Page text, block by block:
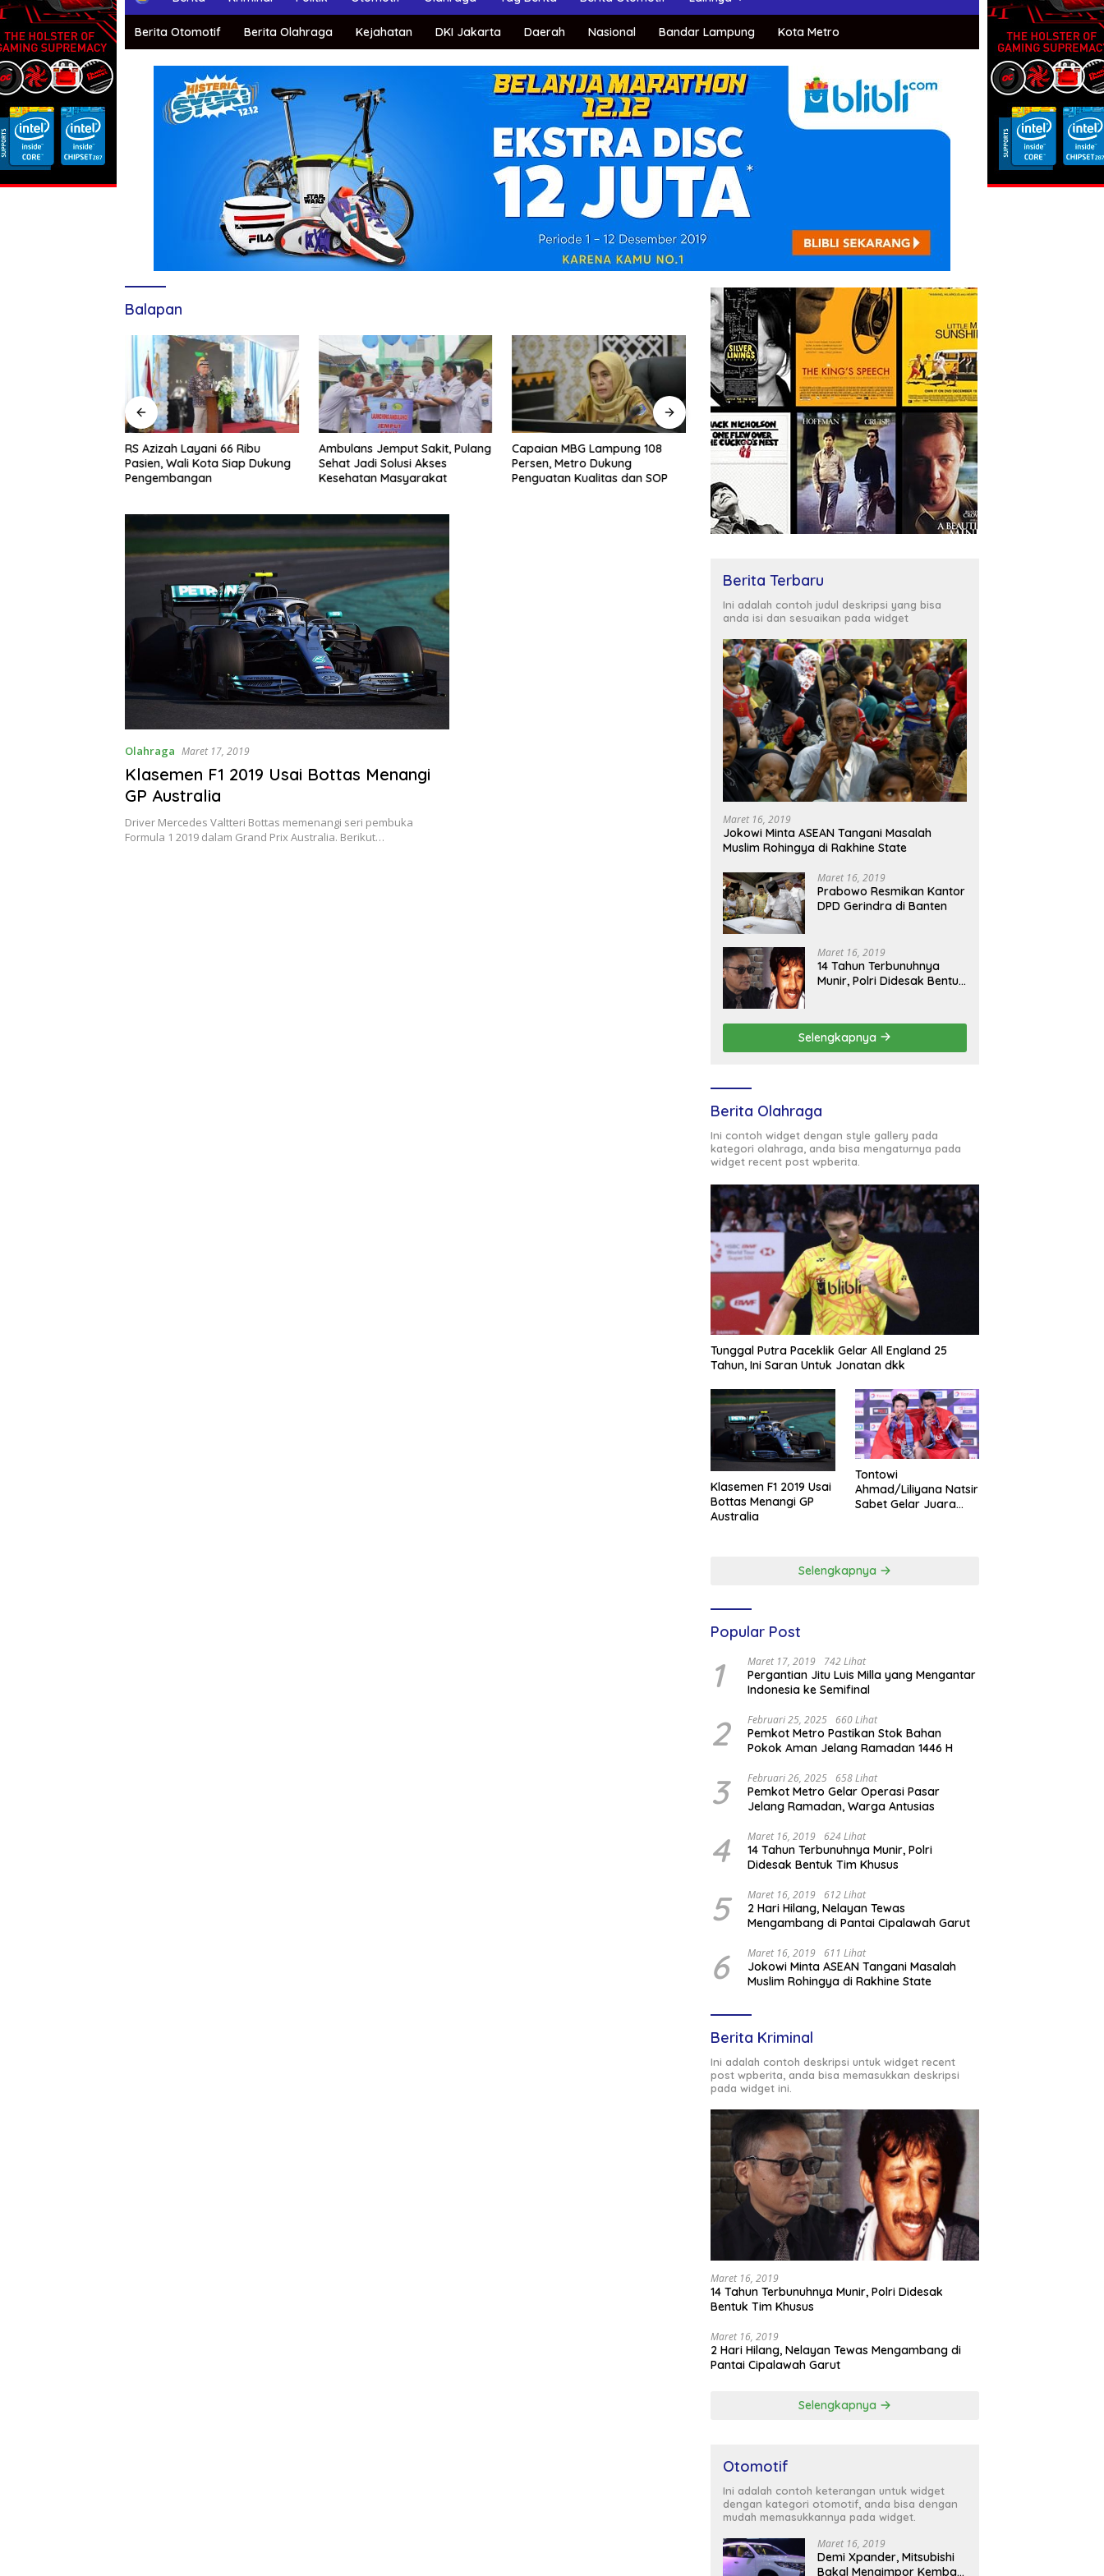
m
e
Berita Otomotif Berita Olahraga Kejahatan DKI Jakarta Daerah Nasional Bandar Lampung Kota Metro
Balapan
RS Azizah Layani 66 Ribu
Pasien, Wali Kota Siap Dukung
Pengembangan
Ambulans Jemput Sakit, Pulang
Sehat Jadi Solusi Akses
Kesehatan Masyarakat
Capaian MBG Lampung 108
Persen, Metro Dukung
Penguatan Kualitas dan SOP
Wakil Wali Kota Tekankan
Akses Pendidikan dan
Kesehatan di Karangrejo
Purwosari Usulkan Talud dan
Perbaikan Jalan Jadi Prioritas
Olahraga Maret 17, 2019
Klasemen F1 2019 Usai Bottas Menangi
GP Australia
Driver Mercedes Valtteri Bottas memenangi seri pembuka
Formula 1 2019 dalam Grand Prix Australia. Berikut…
Berita Terbaru
Ini adalah contoh judul deskripsi yang bisa
anda isi dan sesuaikan pada widget
Maret 16, 2019
Jokowi Minta ASEAN Tangani Masalah
Muslim Rohingya di Rakhine State
Maret 16, 2019
Prabowo Resmikan Kantor
DPD Gerindra di Banten
Maret 16, 2019
14 Tahun Terbunuhnya
Munir, Polri Didesak Bentuk
Selengkapnya
Berita Olahraga
Ini contoh widget dengan style gallery pada
kategori olahraga, anda bisa mengaturnya pada
widget recent post wpberita.
Tunggal Putra Paceklik Gelar All England 25
Tahun, Ini Saran Untuk Jonatan dkk
Klasemen F1 2019 Usai
Bottas Menangi GP
Australia
Tontowi
Ahmad/Liliyana Natsir
Sabet Gelar Juara
Selengkapnya
Popular Post
1 Maret 17, 2019 742 Lihat
Pergantian Jitu Luis Milla yang Mengantar
Indonesia ke Semifinal
2 Februari 25, 2025 660 Lihat
Pemkot Metro Pastikan Stok Bahan
Pokok Aman Jelang Ramadan 1446 H
3 Februari 26, 2025 658 Lihat
Pemkot Metro Gelar Operasi Pasar
Jelang Ramadan, Warga Antusias
4 Maret 16, 2019 624 Lihat
14 Tahun Terbunuhnya Munir, Polri
Didesak Bentuk Tim Khusus
5 Maret 16, 2019 612 Lihat
2 Hari Hilang, Nelayan Tewas
Mengambang di Pantai Cipalawah Garut
6 Maret 16, 2019 611 Lihat
Jokowi Minta ASEAN Tangani Masalah
Muslim Rohingya di Rakhine State
Berita Kriminal
Ini adalah contoh deskripsi untuk widget recent
post wpberita, anda bisa memasukkan deskripsi
pada widget ini.
Maret 16, 2019
14 Tahun Terbunuhnya Munir, Polri Didesak
Bentuk Tim Khusus
Maret 16, 2019
2 Hari Hilang, Nelayan Tewas Mengambang di
Pantai Cipalawah Garut
Selengkapnya
Otomotif
Ini adalah contoh keterangan untuk widget
dengan kategori otomotif, anda bisa dengan
mudah memasukkannya pada widget.
Maret 16, 2019
Demi Xpander, Mitsubishi
Bakal Mengimpor Kembali